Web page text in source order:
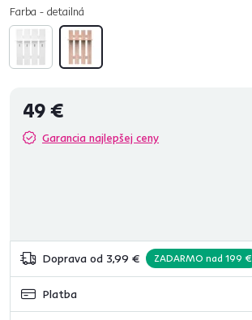
Farba - detailná
49 €
Garancia najlepšej ceny
Doprava od 3,99 € ZADARMO nad 199 €
Platba